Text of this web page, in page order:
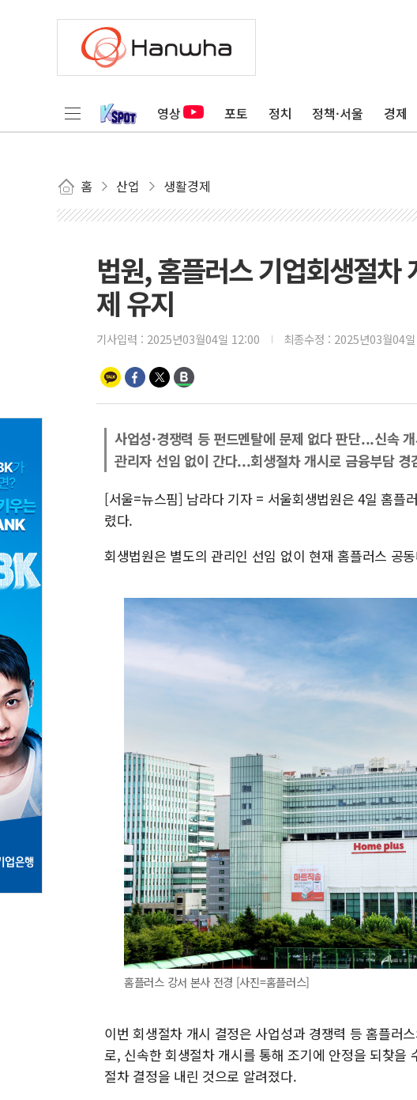
영상 포토 정치 정책·서울 경제
홈 산업 생활경제
법원, 홈플러스 기업회생절
제 유지
기사입력 : 2025년03월04일 12:00 최종수정 : 2025년03월04
사업성·경쟁력 등 펀드멘탈에 문제 없다 판단...신속
관리자 선임 없이 간다...회생절차 개시로 금융부담 경
[서울=뉴스핌] 남라다 기자 = 서울회생법원은 4일 홈플
렸다.
회생법원은 별도의 관리인 선임 없이 현재 홈플러스 공
홈플러스 강서 본사 전경 [사진=홈플러스]
이번 회생절차 개시 결정은 사업성과 경쟁력 등 홈플러
로, 신속한 회생절차 개시를 통해 조기에 안정을 되찾을
절차 결정을 내린 것으로 알려졌다.